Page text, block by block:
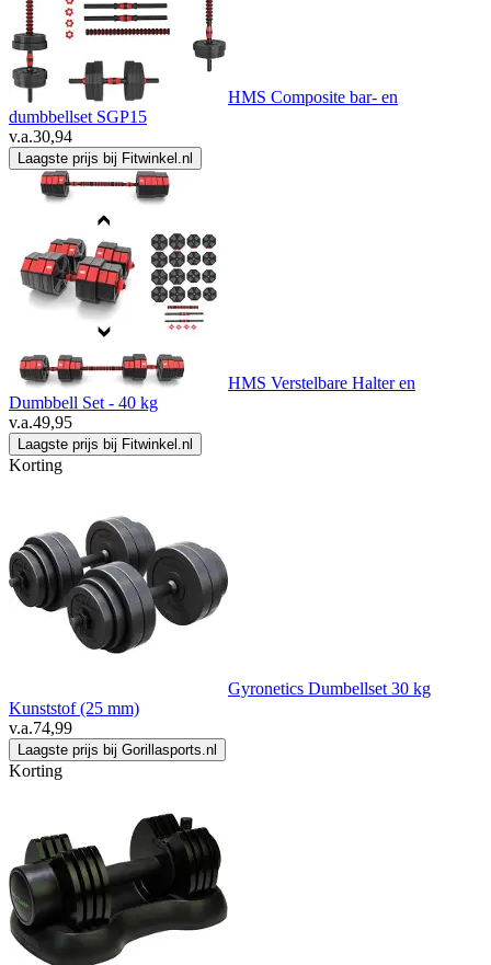
HMS Composite bar- en
dumbbellset SGP15
v.a.30,94
Laagste prijs bij Fitwinkel.nl
HMS Verstelbare Halter en
Dumbbell Set - 40 kg
v.a.49,95
Laagste prijs bij Fitwinkel.nl
Korting
Gyronetics Dumbellset 30 kg
Kunststof (25 mm)
v.a.74,99
Laagste prijs bij Gorillasports.nl
Korting